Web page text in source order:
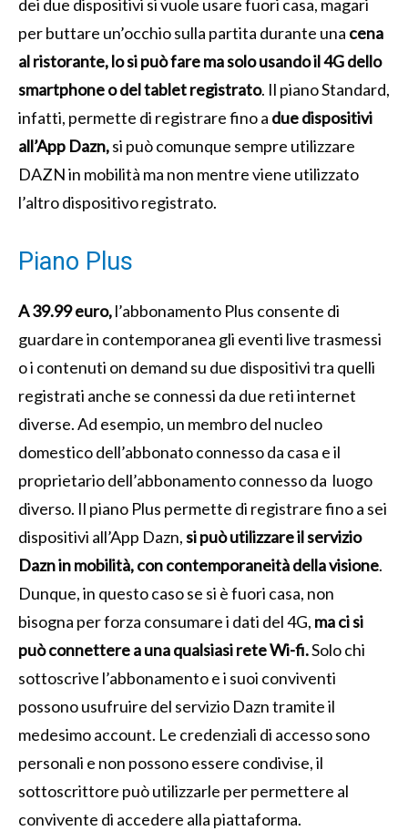
dei due dispositivi si vuole usare fuori casa, magari
per buttare un’occhio sulla partita durante una cena
al ristorante, lo si può fare ma solo usando il 4G dello
smartphone o del tablet registrato. Il piano Standard,
infatti, permette di registrare fino a due dispositivi
all’App Dazn,si può comunque sempre utilizzare
DAZN in mobilità ma non mentre viene utilizzato
l’altro dispositivo registrato.
Piano Plus
A 39.99 euro,l’abbonamento Plus consente di
guardare in contemporanea gli eventi live trasmessi
o i contenuti on demand su due dispositivi tra quelli
registrati anche se connessi da due reti internet
diverse. Ad esempio, un membro del nucleo
domestico dell’abbonato connesso da casa e il
proprietario dell’abbonamento connesso da luogo
diverso. Il piano Plus permette di registrare fino a sei
dispositivi all’App Dazn,si può utilizzare il servizio
Dazn in mobilità, con contemporaneità della visione.
Dunque, in questo caso se si è fuori casa, non
bisogna per forza consumare i dati del 4G, ma ci si
può connettere a una qualsiasi rete Wi-fi.Solo chi
sottoscrive l’abbonamento e i suoi conviventi
possono usufruire del servizio Dazn tramite il
medesimo account. Le credenziali di accesso sono
personali e non possono essere condivise, il
sottoscrittore può utilizzarle per permettere al
convivente di accedere alla piattaforma.